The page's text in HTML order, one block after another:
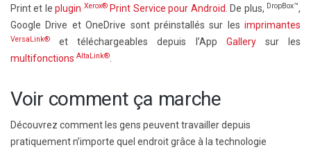
Print et leplugin Xerox®Print Service pour Android . De plus, DropBox™,
Google Drive et OneDrive sont préinstallés sur les imprimantes
VersaLink® et téléchargeables depuis l’App Gallerysur les
multifonctions AltaLink®
Voir comment ça marche
Découvrez comment les gens peuvent travailler depuis
pratiquement n’importe quel endroit grâce à la technologie